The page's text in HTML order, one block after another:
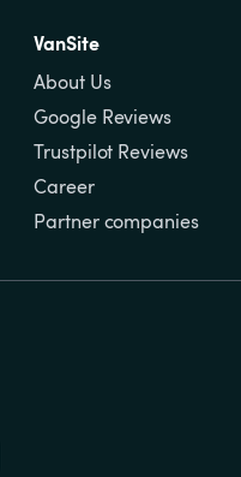
VanSite
About Us
Google Reviews
Trustpilot Reviews
Career
Partner companies